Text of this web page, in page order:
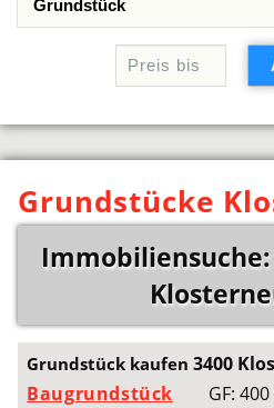
Grundstücke
Grundstück kaufen3400
Baugrundstück
GF: 400